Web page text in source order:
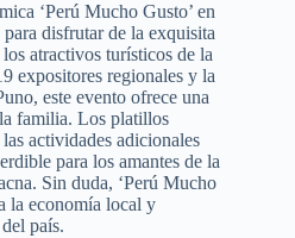
‘Perú Mucho Gusto’ en
disfrutar de la exquisita
atractivos turísticos de la
expositores regionales y la
este evento ofrece una
familia. Los platillos
actividades adicionales
para los amantes de la
Sin duda, ‘Perú Mucho
la economía local y
país.